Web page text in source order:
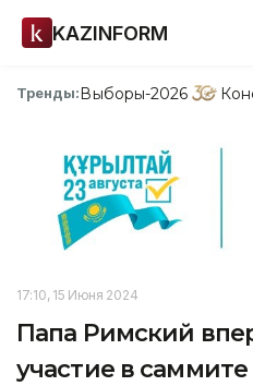
KAZINFORM
Тренды:Выборы-2026
17:10, 15 Июня 2024
Папа Римский
участие в